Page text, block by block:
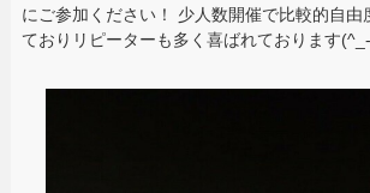
にご参加ください！ 少人数開催で比較的自由
ておりリピーターも多く喜ばれております